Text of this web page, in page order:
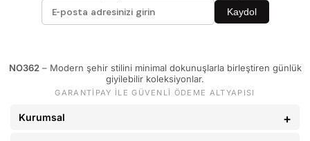
Kaydol
NO362– Modern şehir stilini minimal dokunuşlarla birleştiren günlük
giyilebilir koleksiyonlar.
GARANTİPAY İLE GÜVENLİ ÖDEME ALTYAPISI
Kurumsal